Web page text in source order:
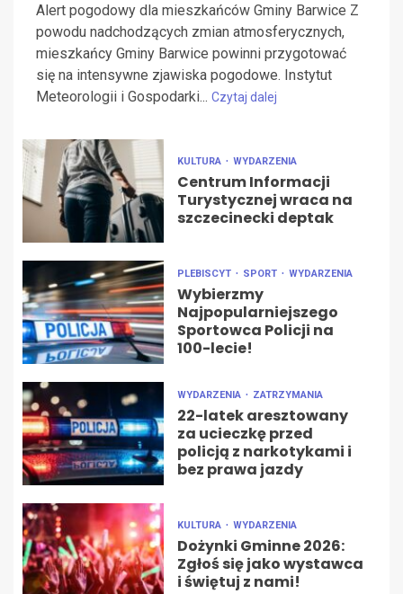
Alert pogodowy dla mieszkańców Gminy Barwice Z
powodu nadchodzących zmian atmosferycznych,
mieszkańcy Gminy Barwice powinni przygotować
się na intensywne zjawiska pogodowe. Instytut
Meteorologii i Gospodarki... Czytaj dalej
KULTURA WYDARZENIA
Centrum Informacji
Turystycznej wraca na
szczecinecki deptak
PLEBISCYT SPORT WYDARZENIA
Wybierzmy
Najpopularniejszego
Sportowca Policji na
100-lecie!
WYDARZENIA ZATRZYMANIA
22-latek aresztowany
za ucieczkę przed
policją z narkotykami i
bez prawa jazdy
KULTURA WYDARZENIA
Dożynki Gminne 2026:
Zgłoś się jako wystawca
i świętuj z nami!